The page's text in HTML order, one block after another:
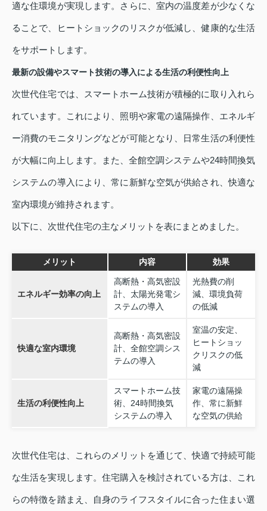
適な住環境が実現します。さらに、室内の温度差が少なくな
ることで、ヒートショックのリスクが低減し、健康的な生活
をサポートします。
最新の設備やスマート技術の導入による生活の利便性向上
次世代住宅では、スマートホーム技術が積極的に取り入れら
れています。これにより、照明や家電の遠隔操作、エネルギ
ー消費のモニタリングなどが可能となり、日常生活の利便性
が大幅に向上します。また、全館空調システムや24時間換気
システムの導入により、常に新鮮な空気が供給され、快適な
室内環境が維持されます。
以下に、次世代住宅の主なメリットを表にまとめました。
メリット 内容 効果
エネルギー効率の向上
高断熱・高気密設
計、太陽光発電シ
ステムの導入
光熱費の削
減、環境負荷
の低減
快適な室内環境
高断熱・高気密設
計、全館空調シス
テムの導入
室温の安定、
ヒートショッ
クリスクの低
減
生活の利便性向上
スマートホーム技
術、24時間換気
システムの導入
家電の遠隔操
作、常に新鮮
な空気の供給
次世代住宅は、これらのメリットを通じて、快適で持続可能
な生活を実現します。住宅購入を検討されている方は、これ
らの特徴を踏まえ、自身のライフスタイルに合った住まい選